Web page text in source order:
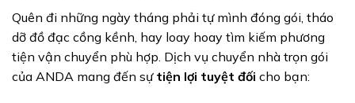
Quên đi những ngày tháng phải tự mình đóng gói, tháo
dỡ đồ đạc cồng kềnh, hay loay hoay tìm kiếm phương
tiện vận chuyển phù hợp. Dịch vụ chuyển nhà trọn gói
của ANDA mang đến sự tiện lợi tuyệt đối cho bạn: